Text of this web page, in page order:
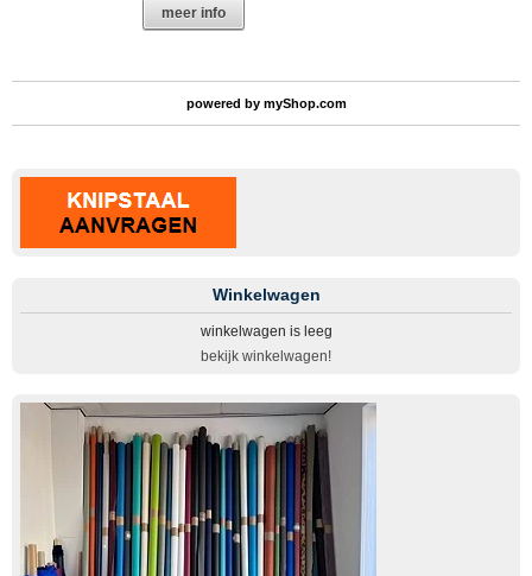
meer info
powered by myShop.com
Winkelwagen
winkelwagen is leeg
bekijk winkelwagen!